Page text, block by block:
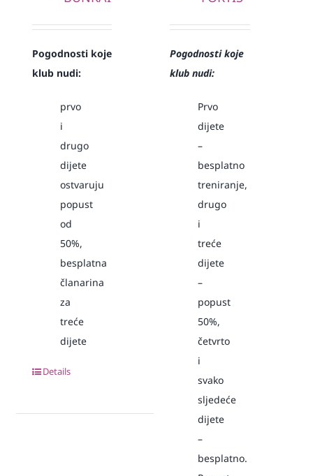
Pogodnosti koje
klub nudi:
prvo
i
drugo
dijete
ostvaruju
popust
od
50%,
besplatna
članarina
za
treće
dijete
Details
Pogodnosti koje
klub nudi:
Prvo
dijete
–
besplatno
treniranje,
drugo
i
treće
dijete
–
popust
50%,
četvrto
i
svako
sljedeće
dijete
–
besplatno.